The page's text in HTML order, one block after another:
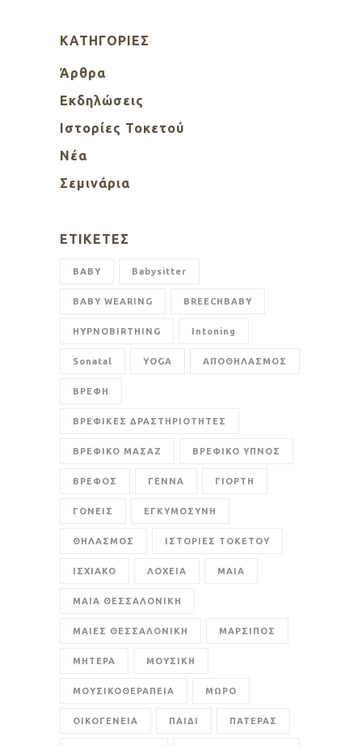
KΑΤΗΓΟΡΊΕΣ
Άρθρα
Εκδηλώσεις
Ιστορίες Τοκετού
Νέα
Σεμινάρια
ΕΤΙΚΈΤΕΣ
BABY Babysitter
BABY WEARING BREECHBABY
HYPNOBIRTHING Intoning
Sonatal YOGA ΑΠΟΘΗΛΑΣΜΟΣ
ΒΡΕΦΗ
ΒΡΕΦΙΚΕΣ ΔΡΑΣΤΗΡΙΟΤΗΤΕΣ
ΒΡΕΦΙΚΟ ΜΑΣΑΖ ΒΡΕΦΙΚΟ ΥΠΝΟΣ
ΒΡΕΦΟΣ ΓΕΝΝΑ ΓΙΟΡΤΗ
ΓΟΝΕΙΣ ΕΓΚΥΜΟΣΥΝΗ
ΘΗΛΑΣΜΟΣ ΙΣΤΟΡΙΕΣ ΤΟΚΕΤΟΥ
ΙΣΧΙΑΚΟ ΛΟΧΕΙΑ ΜΑΙΑ
ΜΑΙΑ ΘΕΣΣΑΛΟΝΙΚΗ
ΜΑΙΕΣ ΘΕΣΣΑΛΟΝΙΚΗ ΜΑΡΣΙΠΟΣ
ΜΗΤΕΡΑ ΜΟΥΣΙΚΗ
ΜΟΥΣΙΚΟΘΕΡΑΠΕΙΑ ΜΩΡΟ
ΟΙΚΟΓΕΝΕΙΑ ΠΑΙΔΙ ΠΑΤΕΡΑΣ